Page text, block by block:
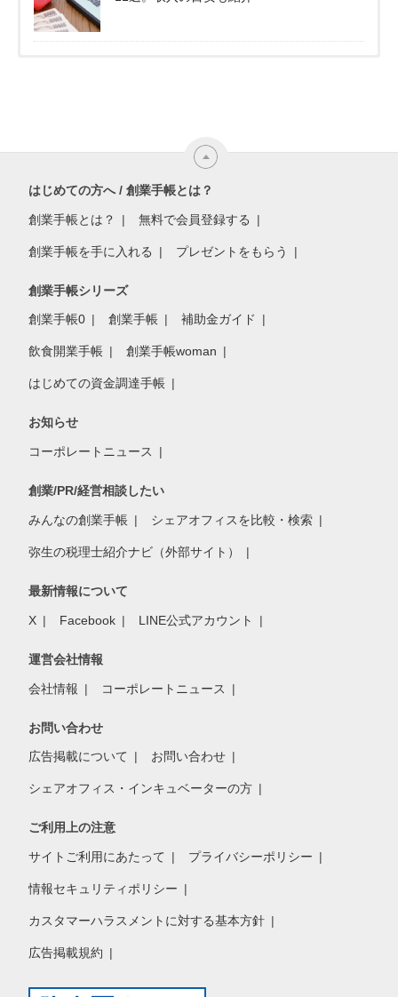
はじめての方へ / 創業手帳とは？
創業手帳とは？ 無料で会員登録する
創業手帳を手に入れる プレゼントをもらう
創業手帳シリーズ
創業手帳0 創業手帳 補助金ガイド
飲食開業手帳 創業手帳woman
はじめての資金調達手帳
お知らせ
コーポレートニュース
創業/PR/経営相談したい
みんなの創業手帳 シェアオフィスを比較・検索
弥生の税理士紹介ナビ（外部サイト）
最新情報について
X Facebook LINE公式アカウント
運営会社情報
会社情報 コーポレートニュース
お問い合わせ
広告掲載について お問い合わせ
シェアオフィス・インキュベーターの方
ご利用上の注意
サイトご利用にあたって プライバシーポリシー
情報セキュリティポリシー
カスタマーハラスメントに対する基本方針
広告掲載規約